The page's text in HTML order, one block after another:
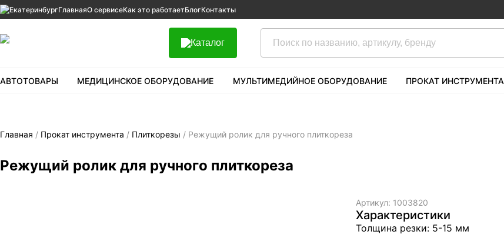
ЕкатеринбургГлавнаяО сервисеКак это работаетБлогКонтакты
Каталог
АВТОТОВАРЫ МЕДИЦИНСКОЕ ОБОРУДОВАНИЕ МУЛЬТИМЕДИЙНОЕ ОБОРУДОВАНИЕ ПРОКАТ ИНСТРУМЕНТА
Главная / Прокат инструмента / Плиткорезы / Режущий ролик для ручного плиткореза
Режущий ролик для ручного плиткореза
Артикул: 1003820
Характеристики
Толщина резки: 5-15 мм